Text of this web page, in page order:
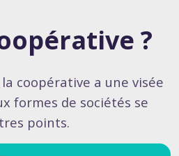
?
la coopérative a une visée
formes de sociétés se
points.